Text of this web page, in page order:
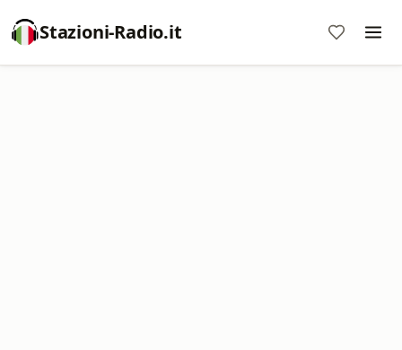
Stazioni-Radio.it